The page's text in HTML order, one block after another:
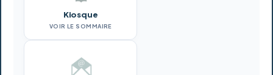
Kiosque
VOIR LE SOMMAIRE